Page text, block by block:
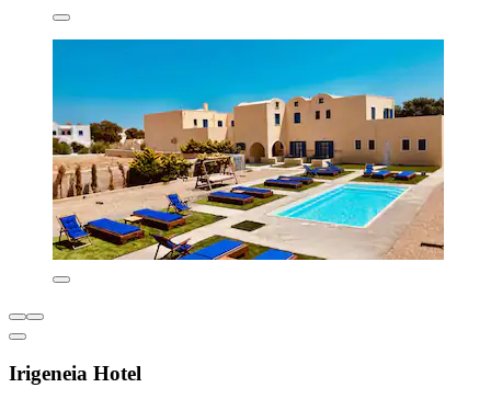
Irigeneia Hotel